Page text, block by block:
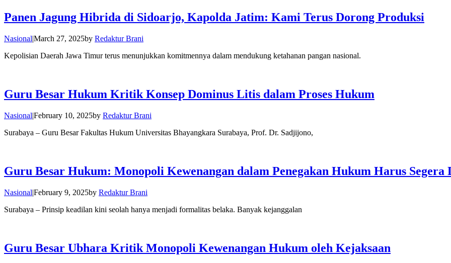
Panen Jagung Hibrida di Sidoarjo, Kapolda Jatim: Kami Terus Dorong Produksi
Nasional|March 27, 2025by Redaktur Brani
Kepolisian Daerah Jawa Timur terus menunjukkan komitmennya dalam mendukung ketahanan pangan nasional.
Guru Besar Hukum Kritik Konsep Dominus Litis dalam Proses Hukum
Nasional|February 10, 2025by Redaktur Brani
Surabaya – Guru Besar Fakultas Hukum Universitas Bhayangkara Surabaya, Prof. Dr. Sadjijono,
Guru Besar Hukum: Monopoli Kewenangan dalam Penegakan Hukum Harus Segera
Nasional|February 9, 2025by Redaktur Brani
Surabaya – Prinsip keadilan kini seolah hanya menjadi formalitas belaka. Banyak kejanggalan
Guru Besar Ubhara Kritik Monopoli Kewenangan Hukum oleh Kejaksaan